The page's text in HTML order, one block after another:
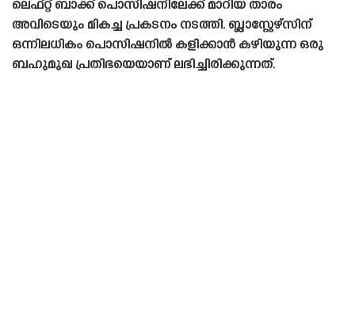
ലെഫ്റ്റ് ബാക്ക് പൊസിഷനിലേക്ക് മാറിയ താരം
അവിടെയും മികച്ച പ്രകടനം നടത്തി. ബ്ലാസ്റ്റേഴ്‌സിന്
ഒന്നിലധികം പൊസിഷനിൽ കളിക്കാൻ കഴിയുന്ന ഒരു
ബഹുമുഖ പ്രതിഭയെയാണ് ലഭിച്ചിരിക്കുന്നത്.